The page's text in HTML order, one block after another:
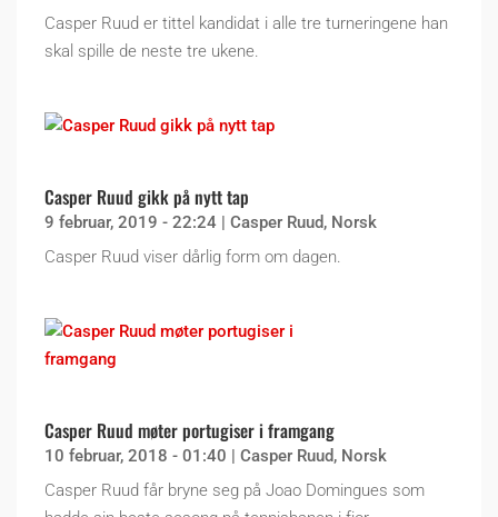
Casper Ruud er tittel kandidat i alle tre turneringene han
skal spille de neste tre ukene.
Casper Ruud gikk på nytt tap
9 februar, 2019 - 22:24 | Casper Ruud, Norsk
Casper Ruud viser dårlig form om dagen.
Casper Ruud møter portugiser i framgang
10 februar, 2018 - 01:40 | Casper Ruud, Norsk
Casper Ruud får bryne seg på Joao Domingues som